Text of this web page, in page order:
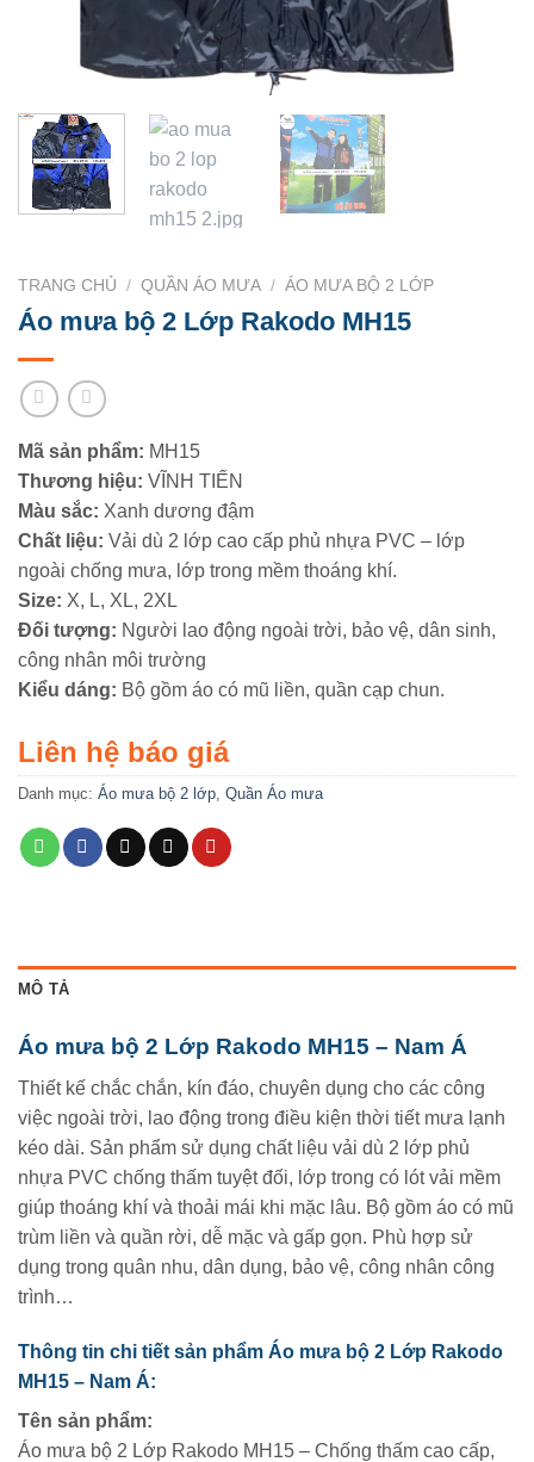
TRANG CHỦ / QUẦN ÁO MƯA / ÁO MƯA BỘ 2 LỚP
Áo mưa bộ 2 Lớp Rakodo MH15
Mã sản phẩm: MH15
Thương hiệu: VĨNH TIẾN
Màu sắc: Xanh dương đậm
Chất liệu: Vải dù 2 lớp cao cấp phủ nhựa PVC – lớp
ngoài chống mưa, lớp trong mềm thoáng khí.
Size: X, L, XL, 2XL
Đối tượng: Người lao động ngoài trời, bảo vệ, dân sinh,
công nhân môi trường
Kiểu dáng: Bộ gồm áo có mũ liền, quần cạp chun.
Liên hệ báo giá
Danh mục: Áo mưa bộ 2 lớp, Quần Áo mưa
MÔ TẢ
Áo mưa bộ 2 Lớp Rakodo MH15 – Nam Á
Thiết kế chắc chắn, kín đáo, chuyên dụng cho các công
việc ngoài trời, lao động trong điều kiện thời tiết mưa lạnh
kéo dài. Sản phẩm sử dụng chất liệu vải dù 2 lớp phủ
nhựa PVC chống thấm tuyệt đối, lớp trong có lót vải mềm
giúp thoáng khí và thoải mái khi mặc lâu. Bộ gồm áo có mũ
trùm liền và quần rời, dễ mặc và gấp gọn. Phù hợp sử
dụng trong quân nhu, dân dụng, bảo vệ, công nhân công
trình…
Thông tin chi tiết sản phẩm Áo mưa bộ 2 Lớp Rakodo
MH15 – Nam Á:
Tên sản phẩm:
Áo mưa bộ 2 Lớp Rakodo MH15 – Chống thấm cao cấp,